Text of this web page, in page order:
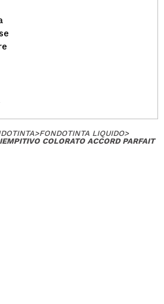
>FONDOTINTA LIQUIDO>
COLORATO ACCORD PARFAIT